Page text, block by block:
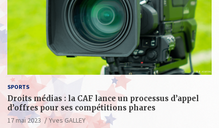
SPORTS
Droits médias : la CAF lance un processus d’appel
d’offres pour ses compétitions phares
17 mai 2023
Yves GALLEY